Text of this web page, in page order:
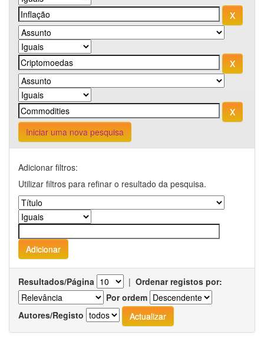
Iniciar uma nova pesquisa
Adicionar filtros:
Utilizar filtros para refinar o resultado da pesquisa.
Resultados/Página | Ordenar registos por:
Por ordem
Autores/Registo